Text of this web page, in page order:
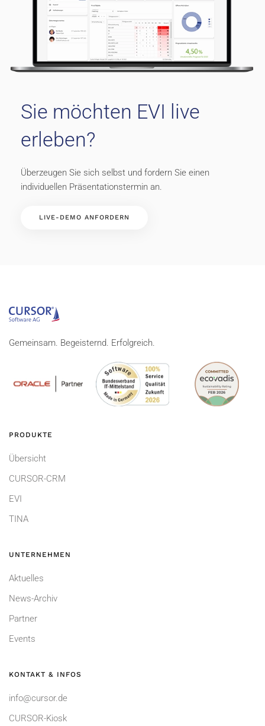
Sie möchten EVI live
erleben?
Überzeugen Sie sich selbst und fordern Sie einen
individuellen Präsentationstermin an.
LIVE-DEMO ANFORDERN
Gemeinsam. Begeisternd. Erfolgreich.
PRODUKTE
Übersicht
CURSOR-CRM
EVI
TINA
UNTERNEHMEN
Aktuelles
News-Archiv
Partner
Events
KONTAKT & INFOS
info@cursor.de
CURSOR-Kiosk